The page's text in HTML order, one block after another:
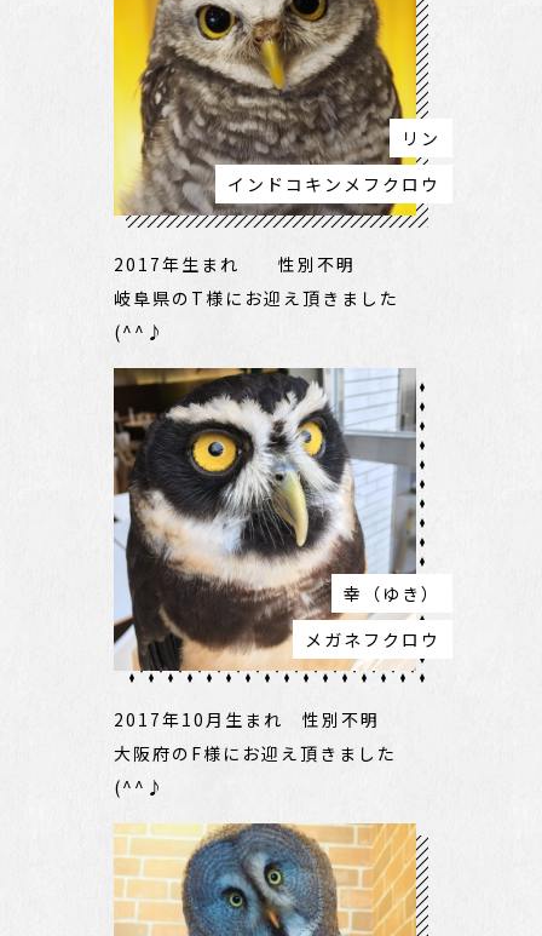
リン
インドコキンメフクロウ
2017年生まれ 性別不明
岐阜県のT様にお迎え頂きました
(^^♪
幸（ゆき）
メガネフクロウ
2017年10月生まれ 性別不明
大阪府のF様にお迎え頂きました
(^^♪